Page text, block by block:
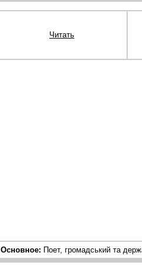
Читать
Основное: Поет, громадський та